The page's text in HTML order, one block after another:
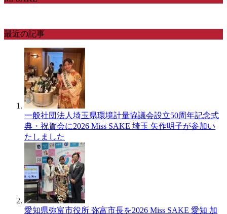
最近の記事
一般社団法人埼玉県環境計量協議会設立50周年記念式
典・祝賀会に2026 Miss SAKE 埼玉 矢作明子が参加い
たしました
愛知県弥富市役所 弥富市長を2026 Miss SAKE 愛知 加